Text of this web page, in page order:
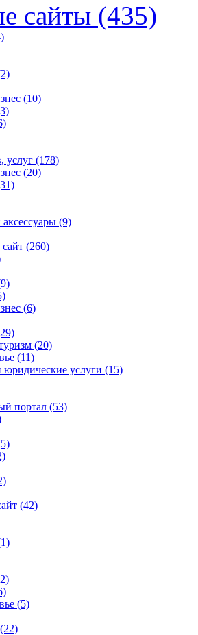
сайты (435)
(10)
услуг (178)
(20)
(9)
(260)
(6)
(20)
(11)
юридические услуги (15)
портал (53)
(42)
(5)
(22)